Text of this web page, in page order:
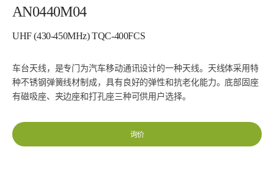
AN0440M04
UHF (430-450MHz) TQC-400FCS
车台天线，是专门为汽车移动通讯设计的一种天线。天线体采用特
种不锈钢弹簧线材制成，具有良好的弹性和抗老化能力。底部固座
有磁吸座、夹边座和打孔座三种可供用户选择。
询价